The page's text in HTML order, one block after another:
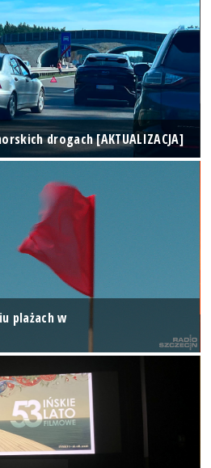
drogach [AKTUALIZACJA]
plażach w